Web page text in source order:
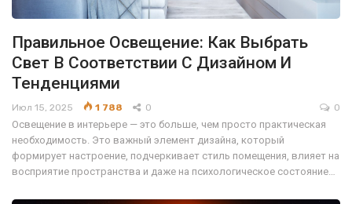
Правильное Освещение: Как Выбрать
Свет В Соответствии С Дизайном И
Тенденциями
Июл 15, 2025 1 788 0 0
Освещение в интерьере — это больше, чем просто практическая
необходимость. Это важный элемент дизайна, который
формирует настроение, подчеркивает стиль помещения, влияет на
восприятие пространства и даже на психологическое состояние…